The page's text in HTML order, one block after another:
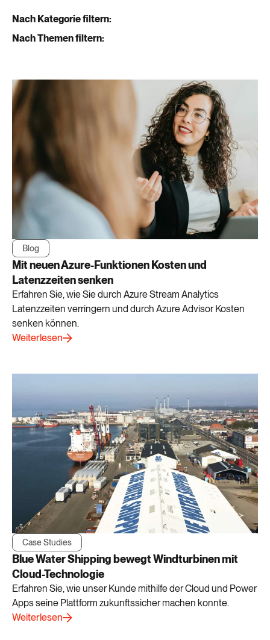
Nach Kategorie filtern:
Nach Themen filtern:
Blog
Mit neuen Azure-Funktionen Kosten und
Latenzzeiten senken
Erfahren Sie, wie Sie durch Azure Stream Analytics
Latenzzeiten verringern und durch Azure Advisor Kosten
senken können.
Weiterlesen
Case Studies
Blue Water Shipping bewegt Windturbinen mit
Cloud-Technologie
Erfahren Sie, wie unser Kunde mithilfe der Cloud und Power
Apps seine Plattform zukunftssicher machen konnte.
Weiterlesen